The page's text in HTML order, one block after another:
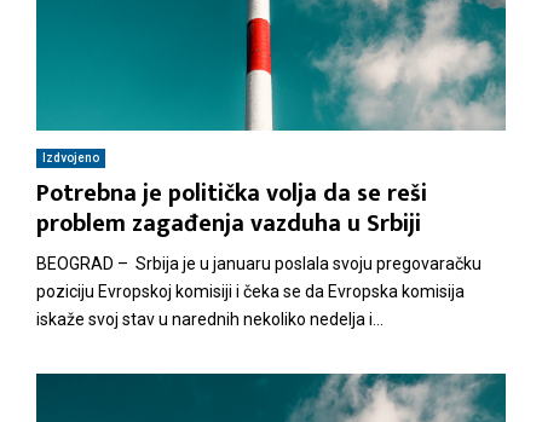
Izdvojeno
Potrebna je politička volja da se reši
problem zagađenja vazduha u Srbiji
BEOGRAD – Srbija je u januaru poslala svoju pregovaračku
poziciju Evropskoj komisiji i čeka se da Evropska komisija
iskaže svoj stav u narednih nekoliko nedelja i...